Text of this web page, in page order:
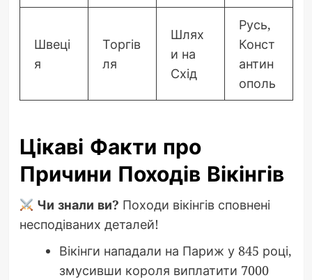
Швеці
я
Торгів
ля
Шлях
и на
Схід
Русь,
Конст
антин
ополь
Цікаві Факти про
Причини Походів Вікінгів
Чи знали ви? Походи вікінгів сповнені
несподіваних деталей!
Вікінги нападали на Париж у 845 році,
змусивши короля виплатити 7000